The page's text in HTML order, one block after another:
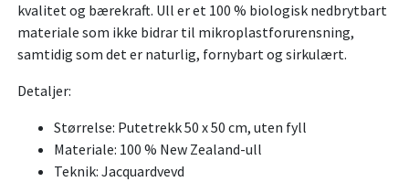
kvalitet og bærekraft. Ull er et 100 % biologisk nedbrytbart
materiale som ikke bidrar til mikroplastforurensning,
samtidig som det er naturlig, fornybart og sirkulært.
Detaljer:
Størrelse: Putetrekk 50 x 50 cm, uten fyll
Materiale: 100 % New Zealand-ull
Teknik: Jacquardvevd